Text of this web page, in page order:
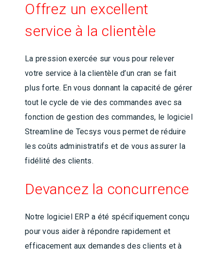
Offrez un excellent
service à la clientèle
La pression exercée sur vous pour relever
votre service à la clientèle d’un cran se fait
plus forte. En vous donnant la capacité de gérer
tout le cycle de vie des commandes avec sa
fonction de gestion des commandes, le logiciel
Streamline de Tecsys vous permet de réduire
les coûts administratifs et de vous assurer la
fidélité des clients.
Devancez la concurrence
Notre logiciel ERP a été spécifiquement conçu
pour vous aider à répondre rapidement et
efficacement aux demandes des clients et à